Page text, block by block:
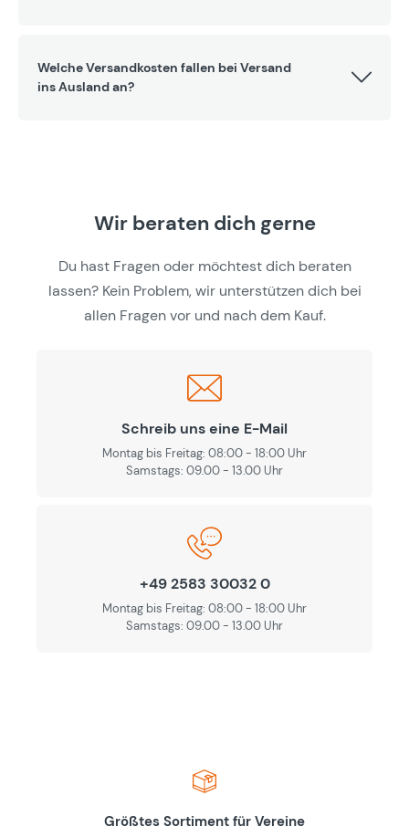
Welche Versandkosten fallen bei Versand
ins Ausland an?
Wir beraten dich gerne
Du hast Fragen oder möchtest dich beraten
lassen? Kein Problem, wir unterstützen dich bei
allen Fragen vor und nach dem Kauf.
Schreib uns eine E-Mail
Montag bis Freitag: 08:00 - 18:00 Uhr
Samstags: 09.00 - 13.00 Uhr
+49 2583 30032 0
Montag bis Freitag: 08:00 - 18:00 Uhr
Samstags: 09.00 - 13.00 Uhr
Größtes Sortiment für Vereine